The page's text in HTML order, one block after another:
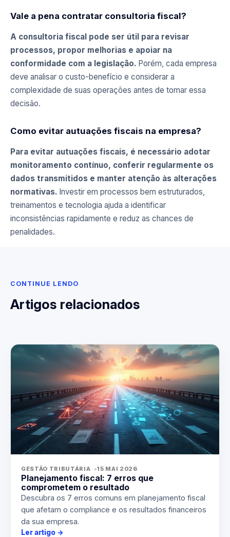
Vale a pena contratar consultoria fiscal?
A consultoria fiscal pode ser útil para revisar
processos, propor melhorias e apoiar na
conformidade com a legislação. Porém, cada empresa
deve analisar o custo-benefício e considerar a
complexidade de suas operações antes de tomar essa
decisão.
Como evitar autuações fiscais na empresa?
Para evitar autuações fiscais, é necessário adotar
monitoramento contínuo, conferir regularmente os
dados transmitidos e manter atenção às alterações
normativas. Investir em processos bem estruturados,
treinamentos e tecnologia ajuda a identificar
inconsistências rapidamente e reduz as chances de
penalidades.
CONTINUE LENDO
Artigos relacionados
GESTÃO TRIBUTÁRIA 15 MAI 2026
Planejamento fiscal: 7 erros que
comprometem o resultado
Descubra os 7 erros comuns em planejamento fiscal
que afetam o compliance e os resultados financeiros
da sua empresa.
Ler artigo →